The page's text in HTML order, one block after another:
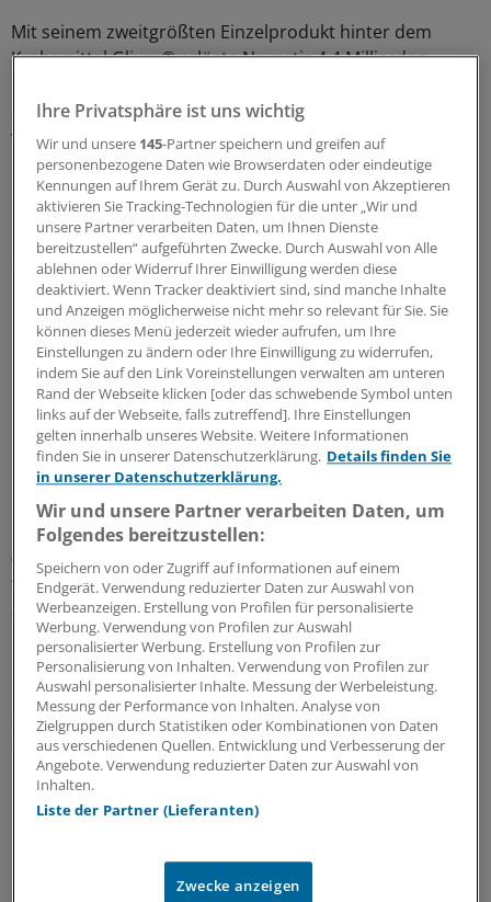
Mit seinem zweitgrößten Einzelprodukt hinter dem
Krebsmittel Glivec® erlöste Novartis 4,4 Milliarden
aktuell acht, darunter drei mehrfache Blockbuster
vorweisen. Vor zehn Jahren waren es drei.
Das stärkste Wachstum verbuchte 2012 der jüngste
Neuzugang unter den Präparaten, mit denen mehr als
eine Milliarde Dollar pro anno erwirtschaftet werden:
das orale MS-Mittel Gilenya® (Fingolimod).
Die erst seit rund zwei Jahren vermarktete Innovation
legte um stolze 142 Prozent auf knapp 1,2 Milliarden
Dollar Umsatz zu. Besonders gute Zuwächse schafften
unter den ganz großen Produkten auch das Augenmittel
Lucentis® (Ranibizumab) und die Blutdruckkombi
Exforge® (Amlodipin + Valsartan).
Novartis 2012: Der erstarkte Dollar drückte die
Einnahmen um drei Prozent auf 56,7 Milliarden Dollar
(rund 46,5 Milliarden Euro). Niedrigere Kosten sorgten
für eine Zunahme des Betriebsgewinns um 4,5 Prozent
auf 11,5 Milliarden Dollar.
Der Überschuss stieg um vier Prozent auf 9,6 Milliarden
Dollar. Mit verschreibungspflichtigen Originalen wurden
32,2 Milliarden Dollar (-1,0 Prozent) erlöst. Die Dividende
soll 2,30 Franken je Aktie betragen (+2,0 Prozent).
Ihre Privatsphäre ist uns wichtig
Wir und unsere 145-Partner speichern und greifen auf
personenbezogene Daten wie Browserdaten oder eindeutige
Kennungen auf Ihrem Gerät zu. Durch Auswahl von Akzeptieren
aktivieren Sie Tracking-Technologien für die unter „Wir und
unsere Partner verarbeiten Daten, um Ihnen Dienste
bereitzustellen“ aufgeführten Zwecke. Durch Auswahl von Alle
ablehnen oder Widerruf Ihrer Einwilligung werden diese
deaktiviert. Wenn Tracker deaktiviert sind, sind manche Inhalte
und Anzeigen möglicherweise nicht mehr so relevant für Sie. Sie
können dieses Menü jederzeit wieder aufrufen, um Ihre
Einstellungen zu ändern oder Ihre Einwilligung zu widerrufen,
indem Sie auf den Link Voreinstellungen verwalten am unteren
Rand der Webseite klicken [oder das schwebende Symbol unten
links auf der Webseite, falls zutreffend]. Ihre Einstellungen
gelten innerhalb unseres Website. Weitere Informationen
finden Sie in unserer Datenschutzerklärung. Details finden Sie
in unserer Datenschutzerklärung.
Wir und unsere Partner verarbeiten Daten, um
Folgendes bereitzustellen:
Speichern von oder Zugriff auf Informationen auf einem
Endgerät. Verwendung reduzierter Daten zur Auswahl von
Werbeanzeigen. Erstellung von Profilen für personalisierte
Werbung. Verwendung von Profilen zur Auswahl
personalisierter Werbung. Erstellung von Profilen zur
Personalisierung von Inhalten. Verwendung von Profilen zur
Auswahl personalisierter Inhalte. Messung der Werbeleistung.
Messung der Performance von Inhalten. Analyse von
Zielgruppen durch Statistiken oder Kombinationen von Daten
aus verschiedenen Quellen. Entwicklung und Verbesserung der
Angebote. Verwendung reduzierter Daten zur Auswahl von
Inhalten.
Liste der Partner (Lieferanten)
Zwecke anzeigen